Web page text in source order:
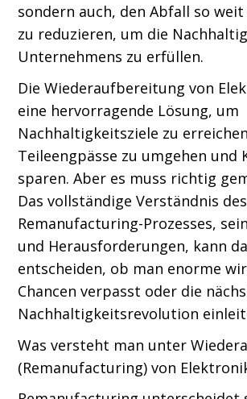
sondern auch, den Abfall so
zu reduzieren, um die
Unternehmens zu erfüllen.
Die Wiederaufbereitung von
eine hervorragende Lösung, um
Nachhaltigkeitsziele zu
Teileengpässe zu umgehen und
sparen. Aber es muss richtig
Das vollständige Verständnis des
Remanufacturing-Prozesses,
und Herausforderungen, kann
entscheiden, ob man enorme
Chancen verpasst oder die
Nachhaltigkeitsrevolution
Was versteht man unter
(Remanufacturing) von